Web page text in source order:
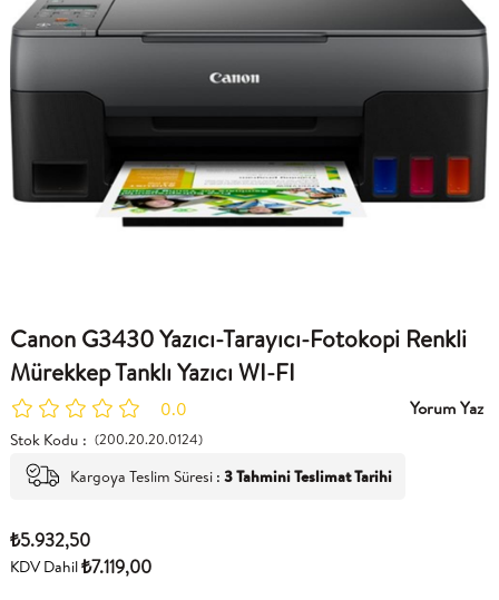
Canon G3430 Yazıcı-Tarayıcı-Fotokopi Renkli
Mürekkep Tanklı Yazıcı WI-FI
0.0 Yorum Yaz
Stok Kodu (200.20.20.0124)
Kargoya Teslim Süresi : 3 Tahmini Teslimat Tarihi
₺5.932,50
KDV Dahil₺7.119,00